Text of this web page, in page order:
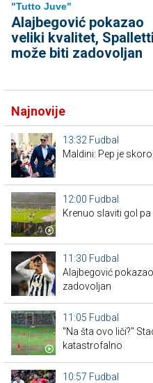
"Tutto Juve"
Alajbegović pokazao
veliki kvalitet, Spalletti
može biti zadovoljan
Najnovije
13:32 Fudbal
Maldini: Pep je
12:00 Fudbal
Krenuo slaviti gol
11:30 Fudbal
Alajbegović
zadovoljan
11:05 Fudbal
"Na šta ovo liči?"
katastrofalno
10:57 Fudbal